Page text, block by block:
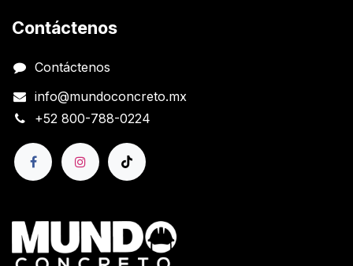
Contáctenos
Contáctenos
info@mundoconcreto.mx
+52 800-788-0224